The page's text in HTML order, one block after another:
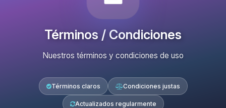
Términos / Condiciones
Nuestros términos y condiciones de uso
Términos claros Condiciones justas
Actualizados regularmente